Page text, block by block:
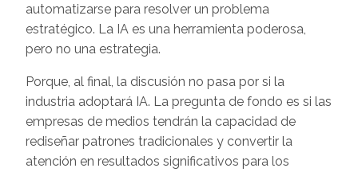
automatizarse para resolver un problema
estratégico. La IA es una herramienta poderosa,
pero no una estrategia.
Porque, al final, la discusión no pasa por si la
industria adoptará IA. La pregunta de fondo es si las
empresas de medios tendrán la capacidad de
rediseñar patrones tradicionales y convertir la
atención en resultados significativos para los